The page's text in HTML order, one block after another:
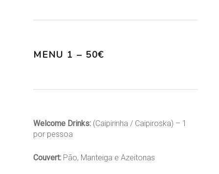
MENU 1 – 50€
Welcome Drinks:(Caipirinha / Caipiroska) – 1
por pessoa
Couvert:Pão, Manteiga e Azeitonas